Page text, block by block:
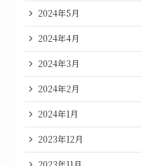
2024年5月
2024年4月
2024年3月
2024年2月
2024年1月
2023年12月